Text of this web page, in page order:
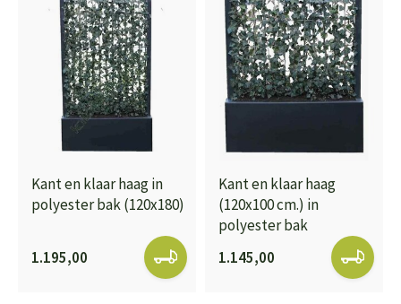
Kant en klaar haag in
polyester bak (120x180)
1.195,00
Kant en klaar haag
(120x100 cm.) in
polyester bak
1.145,00